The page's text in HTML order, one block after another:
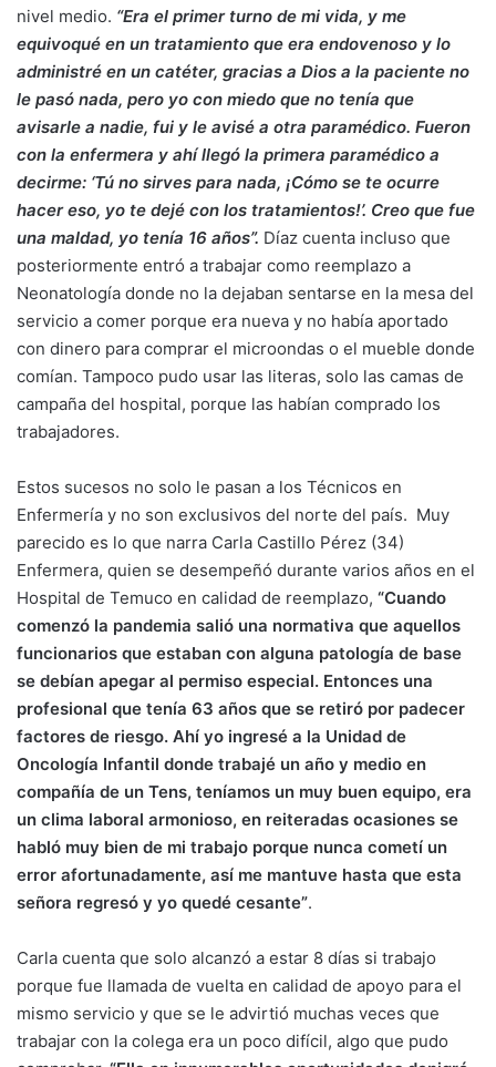
nivel medio. “Era el primer turno de mi vida, y me
equivoqué en un tratamiento que era endovenoso y lo
administré en un catéter, gracias a Dios a la paciente no
le pasó nada, pero yo con miedo que no tenía que
avisarle a nadie, fui y le avisé a otra paramédico. Fueron
con la enfermera y ahí llegó la primera paramédico a
decirme: ‘Tú no sirves para nada, ¡Cómo se te ocurre
hacer eso, yo te dejé con los tratamientos!’. Creo que fue
una maldad, yo tenía 16 años”. Díaz cuenta incluso que
posteriormente entró a trabajar como reemplazo a
Neonatología donde no la dejaban sentarse en la mesa del
servicio a comer porque era nueva y no había aportado
con dinero para comprar el microondas o el mueble donde
comían. Tampoco pudo usar las literas, solo las camas de
campaña del hospital, porque las habían comprado los
trabajadores.
Estos sucesos no solo le pasan a los Técnicos en
Enfermería y no son exclusivos del norte del país. Muy
parecido es lo que narra Carla Castillo Pérez (34)
Enfermera, quien se desempeñó durante varios años en el
Hospital de Temuco en calidad de reemplazo, “Cuando
comenzó la pandemia salió una normativa que aquellos
funcionarios que estaban con alguna patología de base
se debían apegar al permiso especial. Entonces una
profesional que tenía 63 años que se retiró por padecer
factores de riesgo. Ahí yo ingresé a la Unidad de
Oncología Infantil donde trabajé un año y medio en
compañía de un Tens, teníamos un muy buen equipo, era
un clima laboral armonioso, en reiteradas ocasiones se
habló muy bien de mi trabajo porque nunca cometí un
error afortunadamente, así me mantuve hasta que esta
señora regresó y yo quedé cesante”.
Carla cuenta que solo alcanzó a estar 8 días si trabajo
porque fue llamada de vuelta en calidad de apoyo para el
mismo servicio y que se le advirtió muchas veces que
trabajar con la colega era un poco difícil, algo que pudo